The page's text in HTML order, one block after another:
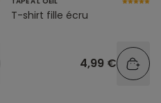
T-shirt fille écru
4,99 €